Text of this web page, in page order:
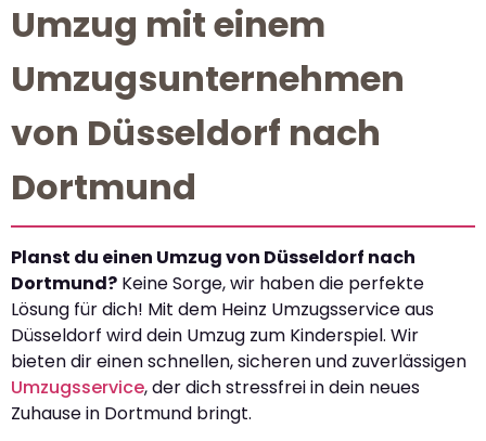
Umzug mit einem
Umzugsunternehmen
von Düsseldorf nach
Dortmund
Planst du einen Umzug von Düsseldorf nach
Dortmund? Keine Sorge, wir haben die perfekte
Lösung für dich! Mit dem Heinz Umzugsservice aus
Düsseldorf wird dein Umzug zum Kinderspiel. Wir
bieten dir einen schnellen, sicheren und zuverlässigen
Umzugsservice, der dich stressfrei in dein neues
Zuhause in Dortmund bringt.